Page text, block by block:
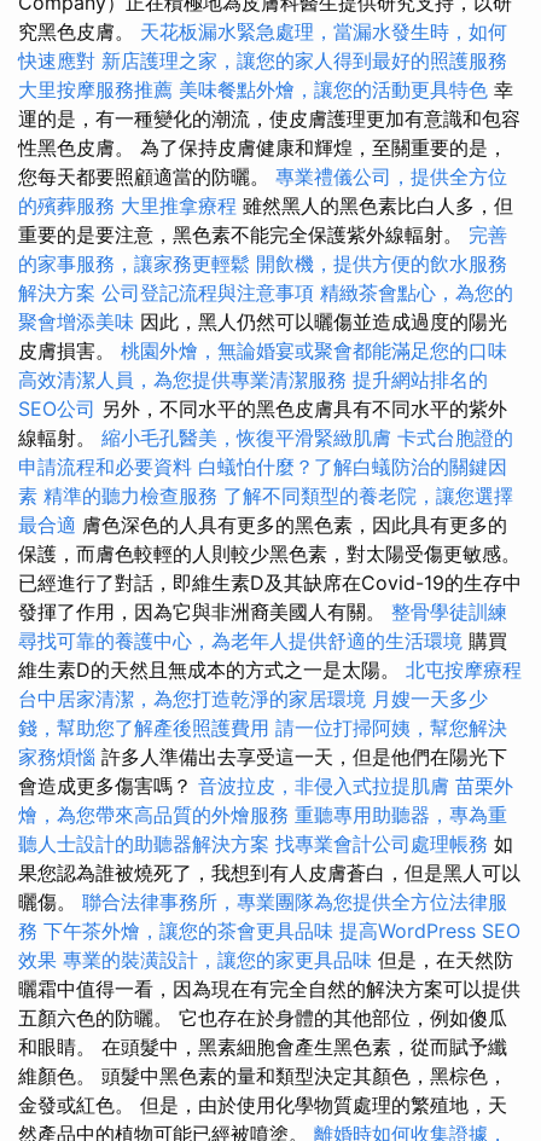
究黑色皮膚。 天花板漏水緊急處理，當漏水發生時，如何
快速應對 新店護理之家，讓您的家人得到最好的照護服務
大里按摩服務推薦 美味餐點外燴，讓您的活動更具特色 幸
運的是，有一種變化的潮流，使皮膚護理更加有意識和包容
性黑色皮膚。 為了保持皮膚健康和輝煌，至關重要的是，
您每天都要照顧適當的防曬。 專業禮儀公司，提供全方位
的殯葬服務 大里推拿療程 雖然黑人的黑色素比白人多，但
重要的是要注意，黑色素不能完全保護紫外線輻射。 完善
的家事服務，讓家務更輕鬆 開飲機，提供方便的飲水服務
解決方案 公司登記流程與注意事項 精緻茶會點心，為您的
聚會增添美味 因此，黑人仍然可以曬傷並造成過度的陽光
皮膚損害。 桃園外燴，無論婚宴或聚會都能滿足您的口味
高效清潔人員，為您提供專業清潔服務 提升網站排名的
SEO公司 另外，不同水平的黑色皮膚具有不同水平的紫外
線輻射。 縮小毛孔醫美，恢復平滑緊緻肌膚 卡式台胞證的
申請流程和必要資料 白蟻怕什麼？了解白蟻防治的關鍵因
素 精準的聽力檢查服務 了解不同類型的養老院，讓您選擇
最合適 膚色深色的人具有更多的黑色素，因此具有更多的
保護，而膚色較輕的人則較少黑色素，對太陽受傷更敏感。
已經進行了對話，即維生素D及其缺席在Covid-19的生存中
發揮了作用，因為它與非洲裔美國人有關。 整骨學徒訓練
尋找可靠的養護中心，為老年人提供舒適的生活環境 購買
維生素D的天然且無成本的方式之一是太陽。 北屯按摩療程
台中居家清潔，為您打造乾淨的家居環境 月嫂一天多少
錢，幫助您了解產後照護費用 請一位打掃阿姨，幫您解決
家務煩惱 許多人準備出去享受這一天，但是他們在陽光下
會造成更多傷害嗎？ 音波拉皮，非侵入式拉提肌膚 苗栗外
燴，為您帶來高品質的外燴服務 重聽專用助聽器，專為重
聽人士設計的助聽器解決方案 找專業會計公司處理帳務 如
果您認為誰被燒死了，我想到有人皮膚蒼白，但是黑人可以
曬傷。 聯合法律事務所，專業團隊為您提供全方位法律服
務 下午茶外燴，讓您的茶會更具品味 提高WordPress SEO
效果 專業的裝潢設計，讓您的家更具品味 但是，在天然防
曬霜中值得一看，因為現在有完全自然的解決方案可以提供
五顏六色的防曬。 它也存在於身體的其他部位，例如傻瓜
和眼睛。 在頭髮中，黑素細胞會產生黑色素，從而賦予纖
維顏色。 頭髮中黑色素的量和類型決定其顏色，黑棕色，
金發或紅色。 但是，由於使用化學物質處理的繁殖地，天
然產品中的植物可能已經被噴塗。 離婚時如何收集證據，